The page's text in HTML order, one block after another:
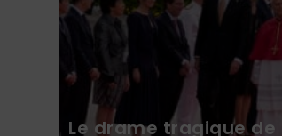
Le drame tragique de